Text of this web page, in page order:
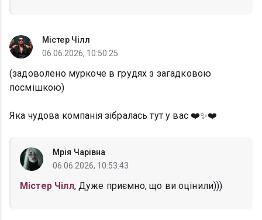
Містер Чілл
06.06.2026, 10:50:25
(задоволено муркоче в грудях з загадковою
посмішкою)
Яка чудова компанія зібралась тут у вас ❤️✨❤️
Мрія Чарівна
06.06.2026, 10:53:43
Містер Чілл, Дуже приємно, що ви оцінили)))